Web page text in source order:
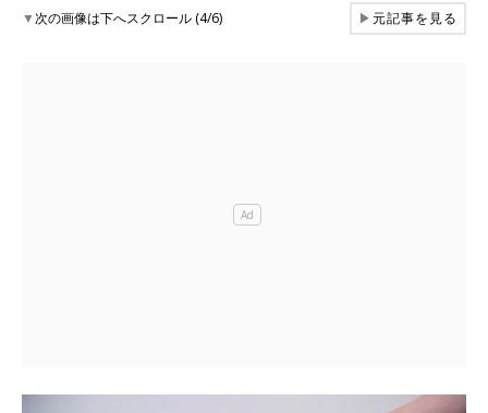
▼次の画像は下へスクロール (4/6) ▶元記事を見る